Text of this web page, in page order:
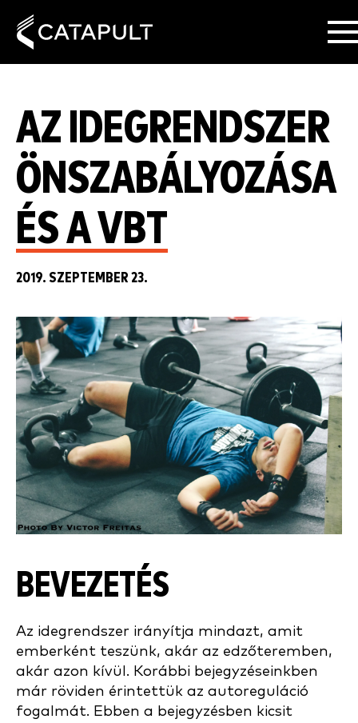
AZ IDEGRENDSZER
ÖNSZABÁLYOZÁSA
ÉS A VBT
2019. SZEPTEMBER 23.
BEVEZETÉS
Az idegrendszer irányítja mindazt, amit
emberként teszünk, akár az edzőteremben,
akár azon kívül. Korábbi bejegyzéseinkben
már röviden érintettük az autoreguláció
fogalmát. Ebben a bejegyzésben kicsit